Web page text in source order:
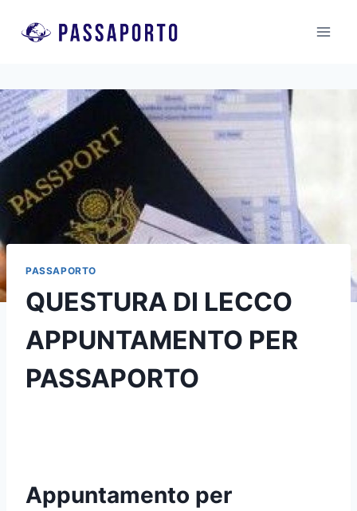
PASSAPORTO
QUESTURA DI LECCO
APPUNTAMENTO PER
PASSAPORTO
Appuntamento per